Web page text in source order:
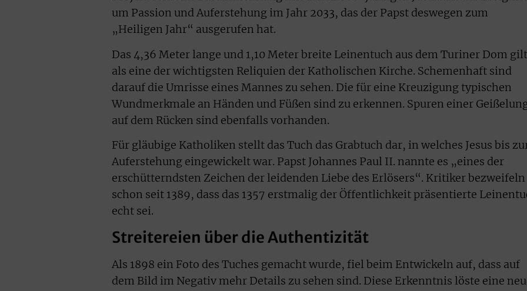
um Passion und Auferstehung im Jahr 2033, das der Papst deswegen zum
„Heiligen Jahr“ ausgerufen hat.
Das 4,36 Meter lange und 1,10 Meter breite Leinentuch aus dem Turiner Dom gilt
als eine der wichtigsten Reliquien der Katholischen Kirche. Schemenhaft sind
darauf die Umrisse eines Mannes zu sehen. Die für eine Kreuzigung typischen
Wundmerkmale an Händen und Füßen sind zu erkennen. Spuren einer
auf dem Rücken sind ebenfalls vorhanden.
Für gläubige Katholiken stellt das Tuch das Grabtuch dar, in welches Jesus bis
Auferstehung eingewickelt war. Papst Johannes Paul II. nannte es „eines der
erschütterndsten Zeichen der leidenden Liebe des Erlösers“. Kritiker bezweifeln
schon seit 1389, dass das 1357 erstmalig der Öffentlichkeit präsentierte
echt sei.
Streitereien über die Authentizität
Als 1898 ein Foto des Tuches gemacht wurde, fiel beim Entwickeln auf, dass auf
dem Bild im Negativ mehr Details zu sehen sind. Diese Erkenntnis löste eine